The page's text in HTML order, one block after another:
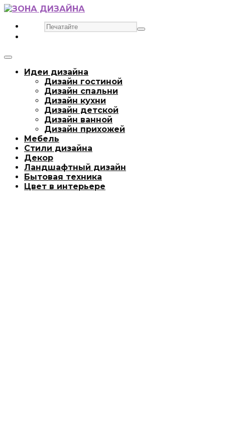
Идеи дизайна
Дизайн гостиной
Дизайн спальни
Дизайн кухни
Дизайн детской
Дизайн ванной
Дизайн прихожей
Мебель
Стили дизайна
Декор
Ландшафтный дизайн
Бытовая техника
Цвет в интерьере